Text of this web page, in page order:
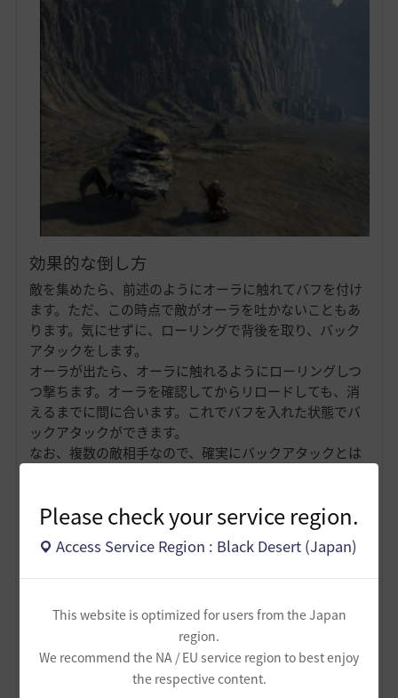
Please check your service region.
Access Service Region : Black Desert (Japan)
This website is optimized for users from the Japan
region.
We recommend the NA / EU service region to best enjoy
the respective content.
効果的な倒し方
敵を集めたら、前述のようにオーラに触れてバフを付け
ます。ただ、この時点で敵がオーラを吐かないこともあ
ります。気にせずに、ローリングで背後を取り、バック
アタックをします。
オーラが出たら、オーラに触れるようにローリングしつ
つ撃ちます。オーラを確認してからリロードしても、消
えるまでに間に合います。これでバフを入れた状態でバ
ックアタックができます。
なお、複数の敵相手なので、確実にバックアタックとは
ましょう。